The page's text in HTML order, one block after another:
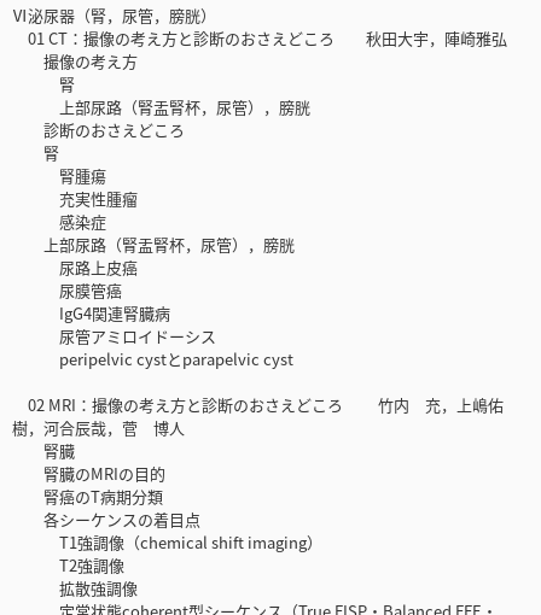
Ⅵ泌尿器（腎，尿管，膀胱）
01 CT：撮像の考え方と診断のおさえどころ 秋田大宇，陣崎雅弘
撮像の考え方
腎
上部尿路（腎盂腎杯，尿管），膀胱
診断のおさえどころ
腎
腎腫瘍
充実性腫瘤
感染症
上部尿路（腎盂腎杯，尿管），膀胱
尿路上皮癌
尿膜管癌
IgG4関連腎臓病
尿管アミロイドーシス
peripelvic cystとparapelvic cyst
02 MRI：撮像の考え方と診断のおさえどころ 竹内 充，上嶋佑
樹，河合辰哉，菅 博人
腎臓
腎臓のMRIの目的
腎癌のT病期分類
各シーケンスの着目点
T1強調像（chemical shift imaging）
T2強調像
拡散強調像